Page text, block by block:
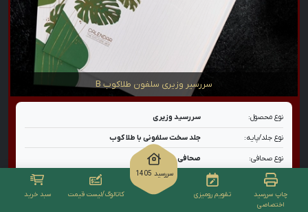
سررسیر وزیری سلفون طلاکوب B
نوع محصول: سررسید وزیری
نوع جلد/پایه: جلد سخت سلفونی با طلا کوب
نوع صحافی: صحافی دوخت
نوع کاغذ:
امکان چاپ اختصاصی: دارد
چاپ سررسید
اختصاصی
تقویم رومیزی
سررسید 1405
کاتالوگ/لیست قیمت سبد خرید